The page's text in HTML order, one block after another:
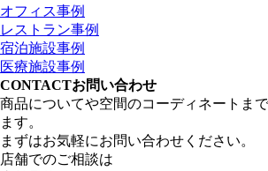
オフィス事例
レストラン事例
宿泊施設事例
医療施設事例
CONTACTお問い合わせ
商品についてや空間のコーディネートま
ます。
まずはお気軽にお問い合わせください。
店舗でのご相談は